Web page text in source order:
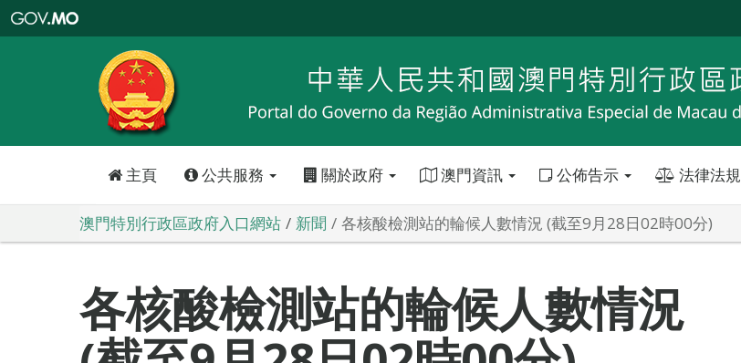
特
政
區
政
口
主頁 公共服務 關於政府 澳門資訊 公佈告示 法律法規
澳門特別行政區政府入口網站 新聞 各核酸檢測站的輪候人數情況 (截至9月28日02時00分)
各核酸檢測站的輪候人數情況